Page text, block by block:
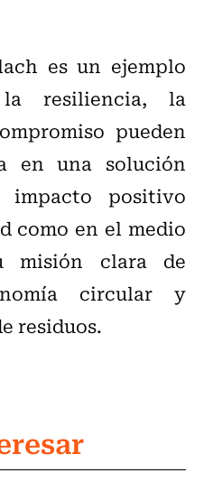
es un ejemplo
resiliencia, la
pueden
en una solución
positivo
como en el medio
misión clara de
circular y
residuos.